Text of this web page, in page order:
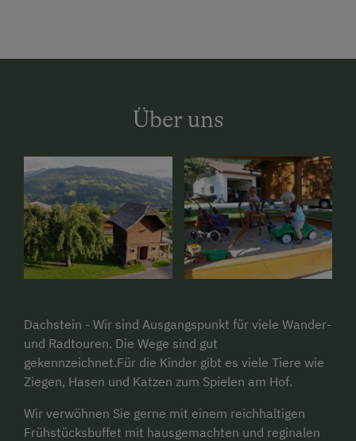
Über uns
Dachstein - Wir sind Ausgangspunkt für viele Wander-
und Radtouren. Die Wege sind gut
gekennzeichnet.Für die Kinder gibt es viele Tiere wie
Ziegen, Hasen und Katzen zum Spielen am Hof.
Wir verwöhnen Sie gerne mit einem reichhaltigen
Frühstücksbuffet mit hausgemachten und reginalen